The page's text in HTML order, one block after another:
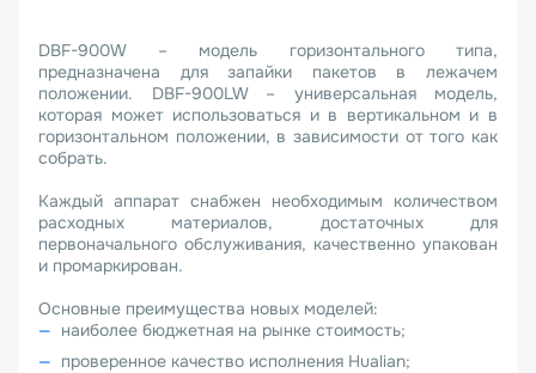
DBF-900W – модель горизонтального типа,
предназначена для запайки пакетов в лежачем
положении. DBF-900LW – универсальная модель,
которая может использоваться и в вертикальном и в
горизонтальном положении, в зависимости от того как
собрать.
Каждый аппарат снабжен необходимым количеством
расходных материалов, достаточных для
первоначального обслуживания, качественно упакован
и промаркирован.
Основные преимущества новых моделей:
наиболее бюджетная на рынке стоимость;
проверенное качество исполнения Hualian;